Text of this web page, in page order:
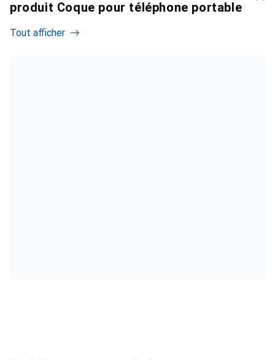
produit Coque pour téléphone portable
Tout afficher